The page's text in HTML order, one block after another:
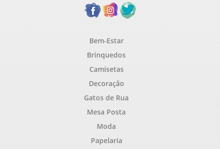
Bem-Estar
Brinquedos
Camisetas
Decoração
Gatos de Rua
Mesa Posta
Moda
Papelaria